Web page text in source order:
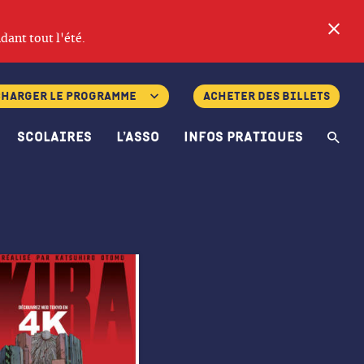
tout l'été.
Scolaires L’asso Infos pratiques
le programme Acheter des billets